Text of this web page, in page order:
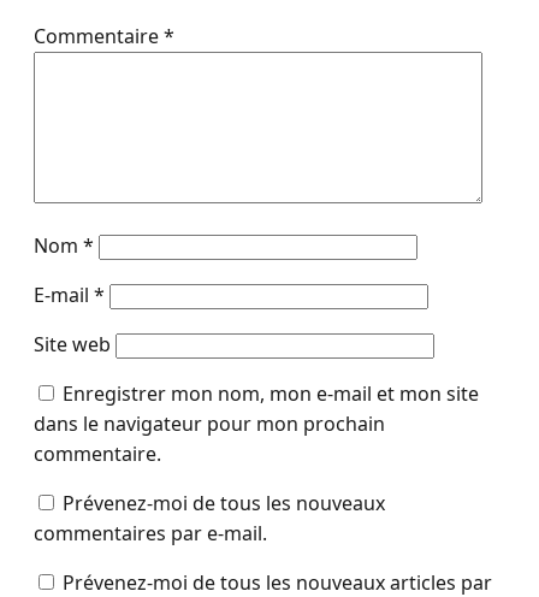
Commentaire*
Nom *
E-mail *
Site web
Enregistrer mon nom, mon e-mail et mon site
dans le navigateur pour mon prochain
commentaire.
Prévenez-moi de tous les nouveaux
commentaires par e-mail.
Prévenez-moi de tous les nouveaux articles par